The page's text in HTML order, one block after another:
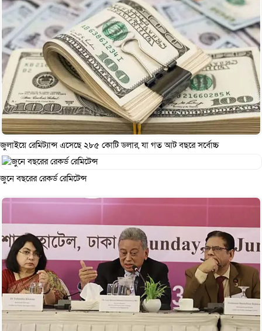
জুলাইয়ে রেমিট্যান্স এসেছে ২৮৫ কোটি ডলার, যা গত আট বছরে সর্বোচ্চ
জুনে বছরের রেকর্ড রেমিটেন্স